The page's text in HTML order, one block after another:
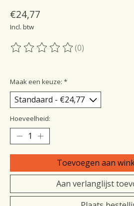
€24,77
Incl. btw
De beoordeling van dit product is
(0)
Maak een keuze: *
Hoeveelheid:
Toevoegen aan
Aan verlanglijst